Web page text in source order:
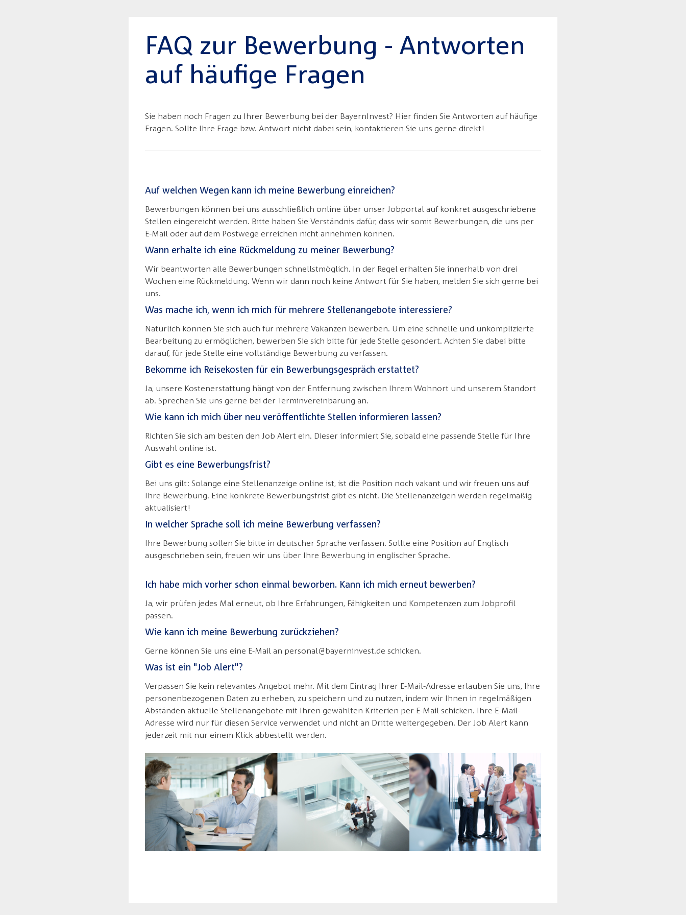
FAQ zur Bewerbung - Antworten
auf häufige Fragen
Sie haben noch Fragen zu Ihrer Bewerbung bei der BayernInvest? Hier finden Sie Antworten auf häufige
Fragen. Sollte Ihre Frage bzw. Antwort nicht dabei sein, kontaktieren Sie uns gerne direkt!
Auf welchen Wegen kann ich meine Bewerbung einreichen?
Bewerbungen können bei uns ausschließlich online über unser Jobportal auf konkret ausgeschriebene
Stellen eingereicht werden. Bitte haben Sie Verständnis dafür, dass wir somit Bewerbungen, die uns per
E-Mail oder auf dem Postwege erreichen nicht annehmen können.
Wann erhalte ich eine Rückmeldung zu meiner Bewerbung?
Wir beantworten alle Bewerbungen schnellstmöglich. In der Regel erhalten Sie innerhalb von drei
Wochen eine Rückmeldung. Wenn wir dann noch keine Antwort für Sie haben, melden Sie sich gerne bei
uns.
Was mache ich, wenn ich mich für mehrere Stellenangebote interessiere?
Natürlich können Sie sich auch für mehrere Vakanzen bewerben. Um eine schnelle und unkomplizierte
Bearbeitung zu ermöglichen, bewerben Sie sich bitte für jede Stelle gesondert. Achten Sie dabei bitte
darauf, für jede Stelle eine vollständige Bewerbung zu verfassen.
Bekomme ich Reisekosten für ein Bewerbungsgespräch erstattet?
Ja, unsere Kostenerstattung hängt von der Entfernung zwischen Ihrem Wohnort und unserem Standort
ab. Sprechen Sie uns gerne bei der Terminvereinbarung an.
Wie kann ich mich über neu veröffentlichte Stellen informieren lassen?
Richten Sie sich am besten den Job Alert ein. Dieser informiert Sie, sobald eine passende Stelle für Ihre
Auswahl online ist.
Gibt es eine Bewerbungsfrist?
Bei uns gilt: Solange eine Stellenanzeige online ist, ist die Position noch vakant und wir freuen uns auf
Ihre Bewerbung. Eine konkrete Bewerbungsfrist gibt es nicht. Die Stellenanzeigen werden regelmäßig
aktualisiert!
In welcher Sprache soll ich meine Bewerbung verfassen?
Ihre Bewerbung sollen Sie bitte in deutscher Sprache verfassen. Sollte eine Position auf Englisch
ausgeschrieben sein, freuen wir uns über Ihre Bewerbung in englischer Sprache.
Ich habe mich vorher schon einmal beworben. Kann ich mich erneut bewerben?
Ja, wir prüfen jedes Mal erneut, ob Ihre Erfahrungen, Fähigkeiten und Kompetenzen zum Jobprofil
passen.
Wie kann ich meine Bewerbung zurückziehen?
Gerne können Sie uns eine E-Mail an personal@bayerninvest.de schicken.
Was ist ein "Job Alert"?
Verpassen Sie kein relevantes Angebot mehr. Mit dem Eintrag Ihrer E-Mail-Adresse erlauben Sie uns, Ihre
personenbezogenen Daten zu erheben, zu speichern und zu nutzen, indem wir Ihnen in regelmäßigen
Abständen aktuelle Stellenangebote mit Ihren gewählten Kriterien per E-Mail schicken. Ihre E-Mail-
Adresse wird nur für diesen Service verwendet und nicht an Dritte weitergegeben. Der Job Alert kann
jederzeit mit nur einem Klick abbestellt werden.